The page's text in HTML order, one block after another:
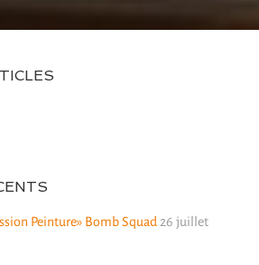
Peinture» Bomb Squad 26 juillet